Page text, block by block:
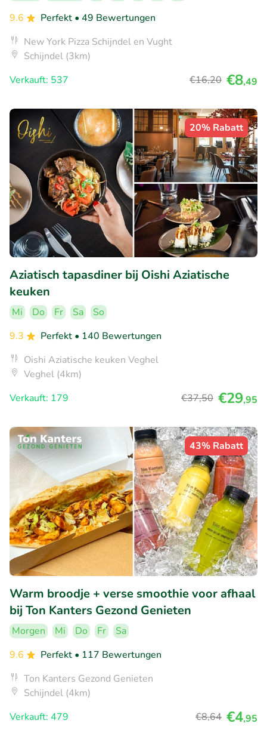
9.6
Perfekt • 49 Bewertungen
New York Pizza Schijndel en Vught
Schijndel (3km)
Verkauft: 537
€16,20 €8,49
20% Rabatt
Aziatisch tapasdiner bij Oishi Aziatische
keuken
Mi Do Fr Sa
So
9.3
Perfekt • 140 Bewertungen
Oishi Aziatische keuken Veghel
Veghel (4km)
Verkauft: 179
€37,50 €29,95
43% Rabatt
Warm broodje + verse smoothie voor afhaal
bij Ton Kanters Gezond Genieten
Morgen Mi Do Fr
Sa
9.6
Perfekt • 117 Bewertungen
Ton Kanters Gezond Genieten
Schijndel (4km)
Verkauft: 479
€8,64 €4,95